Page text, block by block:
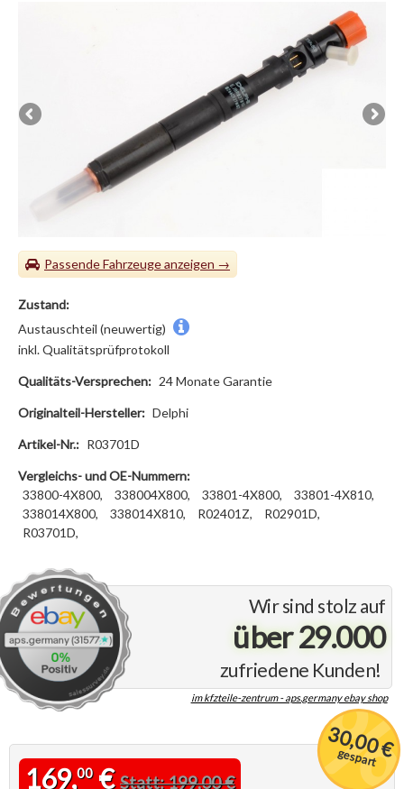
Passende Fahrzeuge
Wir sind stolz auf
über 29.000
zufriedene Kunden!
im kfzteile-zentrum - aps.germany ebay shop
Zustand:
Austauschteil (neuwertig)
inkl. Qualitätsprüfprotokoll
Qualitäts-Versprechen: 24 Monate Garantie
Originalteil-Hersteller: Delphi
Artikel-Nr.: R03701D
Vergleichs- und OE-Nummern:
33800-4X800,
338004X800, 33801-4X800,
33801-4X810,
338014X800,
338014X810, R02401Z,
R02901D,
R03701D,
30,00 €
gespart
169,00€Statt: 199,00 €